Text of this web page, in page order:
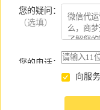
您的疑问
（选填）
：
您的电话：
向服